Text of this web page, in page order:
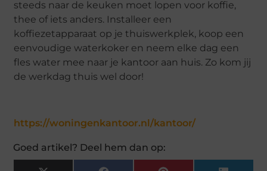
steeds naar de keuken moet lopen voor koffie,
thee of iets anders. Installeer een
koffiezetapparaat op je thuiswerkplek, koop een
eenvoudige waterkoker en neem elke dag een
fles water mee naar je kantoor aan huis. Zo kom jij
de werkdag thuis wel door!
https://woningenkantoor.nl/kantoor/
Goed artikel? Deel hem dan op: